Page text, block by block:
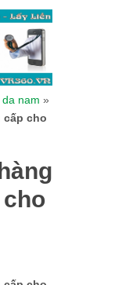
nam »
cấp cho